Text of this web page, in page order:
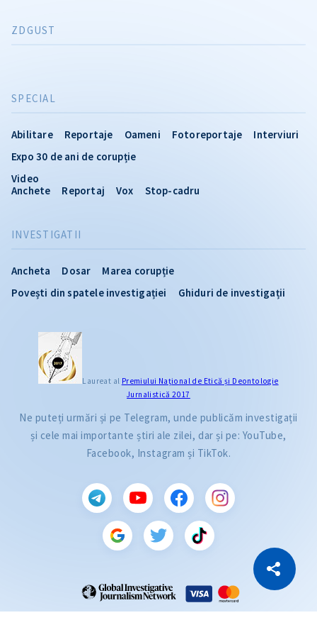
Copiază Link
INVESTIGATII
Ancheta Dosar
Marea corupție
Povești din spatele investigației
Ghiduri de investigații
SPECIAL
Abilitare Reportaje Oameni Fotoreportaje
Interviuri
Expo 30 de ani de corupție
Video
Anchete
Reportaj Vox Stop-cadru
ZDGUST
Laureat al Premiului Naţional de Etică și Deontologie
Jurnalistică 2017
Ne puteți urmări și pe Telegram, unde publicăm investigații
și cele mai importante știri ale zilei, dar și pe: YouTube,
Facebook, Instagram și TikTok.